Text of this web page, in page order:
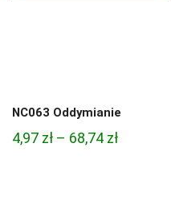
NC063 Oddymianie
4,97 zł – 68,74 złZakres